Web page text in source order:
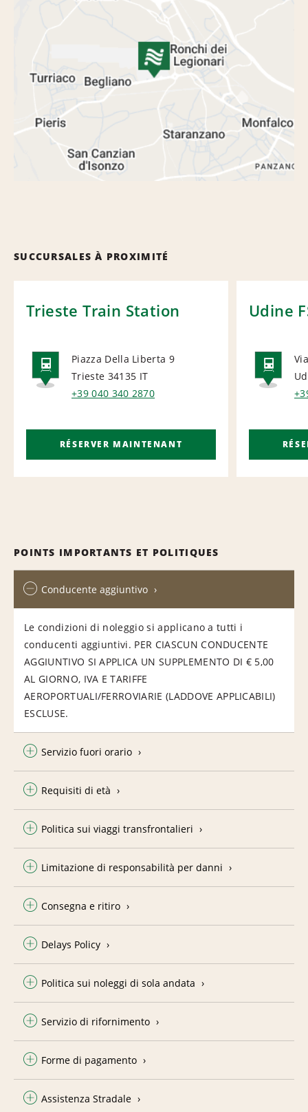
SUCCURSALES À PROXIMITÉ
Trieste Train Station
RAIL
Piazza Della Liberta 9
Trieste 34135 IT
+39 040 340 2870
RÉSERVER MAINTENANT
Udine
POINTS IMPORTANTS ET POLITIQUES
Conducente aggiuntivo
Le condizioni di noleggio si applicano a tutti i
conducenti aggiuntivi. PER CIASCUN CONDUCENTE
AGGIUNTIVO SI APPLICA UN SUPPLEMENTO DI € 5,00
AL GIORNO, IVA E TARIFFE
AEROPORTUALI/FERROVIARIE (LADDOVE APPLICABILI)
ESCLUSE.
Servizio fuori orario
Requisiti di età
Politica sui viaggi transfrontalieri
Limitazione di responsabilità per danni
Consegna e ritiro
Delays Policy
Politica sui noleggi di sola andata
Servizio di rifornimento
Forme di pagamento
Assistenza Stradale